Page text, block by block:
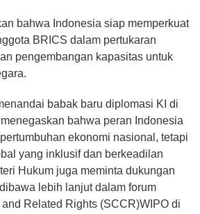
bahwa Indonesia siap memperkuat
BRICS dalam pertukaran
pengembangan kapasitas untuk
babak baru diplomasi KI di
bahwa peran Indonesia
ekonomi nasional, tetapi
yang inklusif dan berkeadilan
Hukum juga meminta dukungan
lebih lanjut dalam forum
Related Rights (SCCR)WIPO di